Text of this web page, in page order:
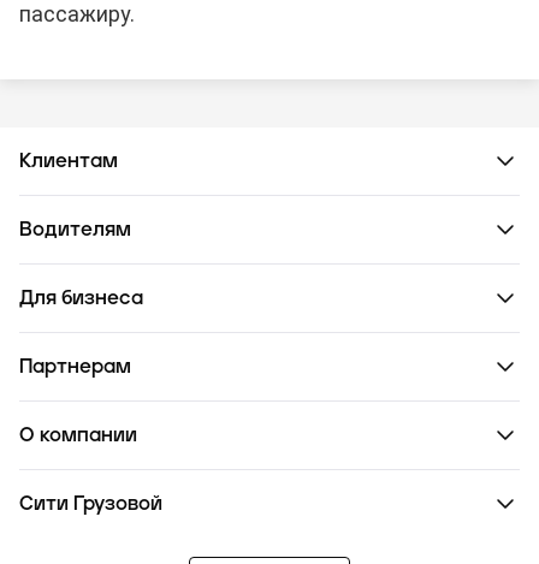
пассажиру.
Клиентам
Водителям
Для бизнеса
Партнерам
О компании
Сити Грузовой